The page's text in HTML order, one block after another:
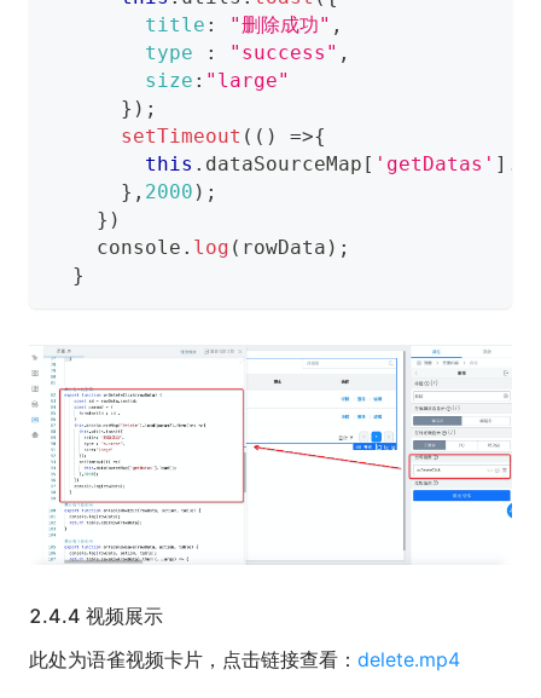
title : "删除成功" ,
type
: "success" ,
size : "large"
} ) ;
setTimeout ( ( ) =>{
this . dataSourceMap [ 'getDatas' ] .
} , 2000 ) ;
} )
console . log ( rowData ) ;
}
2.4.4 视频展示
此处为语雀视频卡片，点击链接查看： delete.mp4